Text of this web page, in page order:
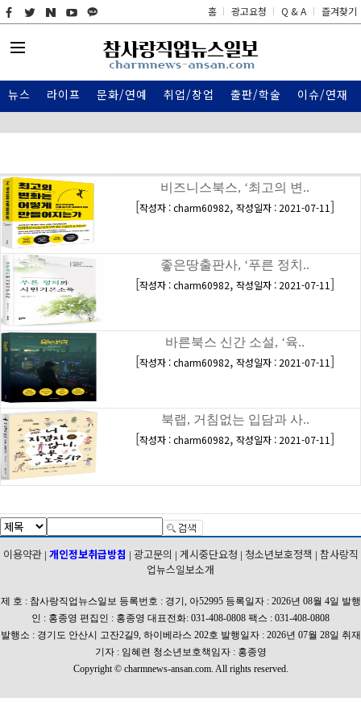
홈 광고요청 Q & A 즐겨찾기
뉴스 라이프 문화/연예 취업/창업 출판/학술 이슈/연재
비즈니스북스, ‘최고의 변..
[작성자 : charm60982, 작성일자 : 2021-07-11]
좋은땅출판사, ‘푸른 정치..
[작성자 : charm60982, 작성일자 : 2021-07-11]
바른북스 신간 소설, ‘육..
[작성자 : charm60982, 작성일자 : 2021-07-11]
북랩, 거침없는 입담과 사..
[작성자 : charm60982, 작성일자 : 2021-07-11]
이용약관| 개인정보취급방침 | 광고문의 | 게시중단요청 | 청소년보호정책 | 참사랑직
업뉴스일보소개
제 호 : 참사랑직업뉴스일보 등록번호 : 경기, 아52995 등록일자 : 2026년 08월 4일 발행
인 : 홍종영 편집인 : 홍종영 대표전화: 031-408-0808 팩스 : 031-408-0808
발행소 : 경기도 안산시 고잔2길9, 하이베라스 202호 발행일자 : 2026년 07월 28일 취재
기자 : 임혜련 청소년보호책임자 : 홍종영
Copyright © charmnews-ansan.com. All rights reserved.